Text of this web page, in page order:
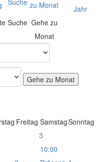
Suche Gehe zu
Monat
Gehe zu Monat
Freitag SamstagSonntag
3
10:00